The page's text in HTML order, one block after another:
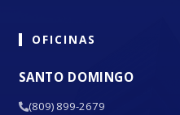
OFICINAS
SANTO DOMINGO
(809) 899-2679